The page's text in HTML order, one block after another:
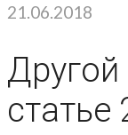
21.06.2018